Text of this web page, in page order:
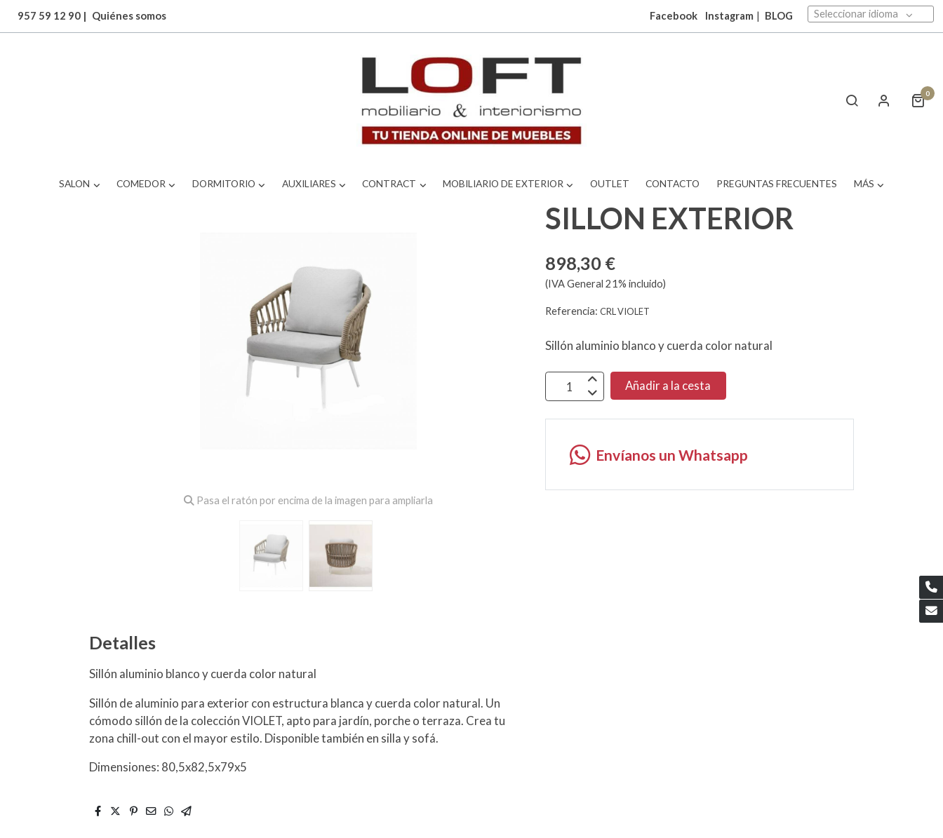
957 59 12 90 | Quiénes somos Facebook Instagram | BLOG Seleccionar idioma
0
SALON COMEDOR DORMITORIO AUXILIARES CONTRACT MOBILIARIO DE EXTERIOR OUTLET CONTACTO PREGUNTAS FRECUENTES MÁS
Pasa el ratón por encima de la imagen para ampliarla
Detalles
Sillón aluminio blanco y cuerda color natural
Sillón de aluminio para exterior con estructura blanca y cuerda color natural. Un
cómodo sillón de la colección VIOLET, apto para jardín, porche o terraza. Crea tu
zona chill-out con el mayor estilo. Disponible también en silla y sofá.
Dimensiones: 80,5x82,5x79x5
SILLON EXTERIOR
898,30 €
(IVA General 21% incluido)
Referencia:CRL VIOLET
Sillón aluminio blanco y cuerda color natural
Añadir a la cesta
Envíanos un Whatsapp